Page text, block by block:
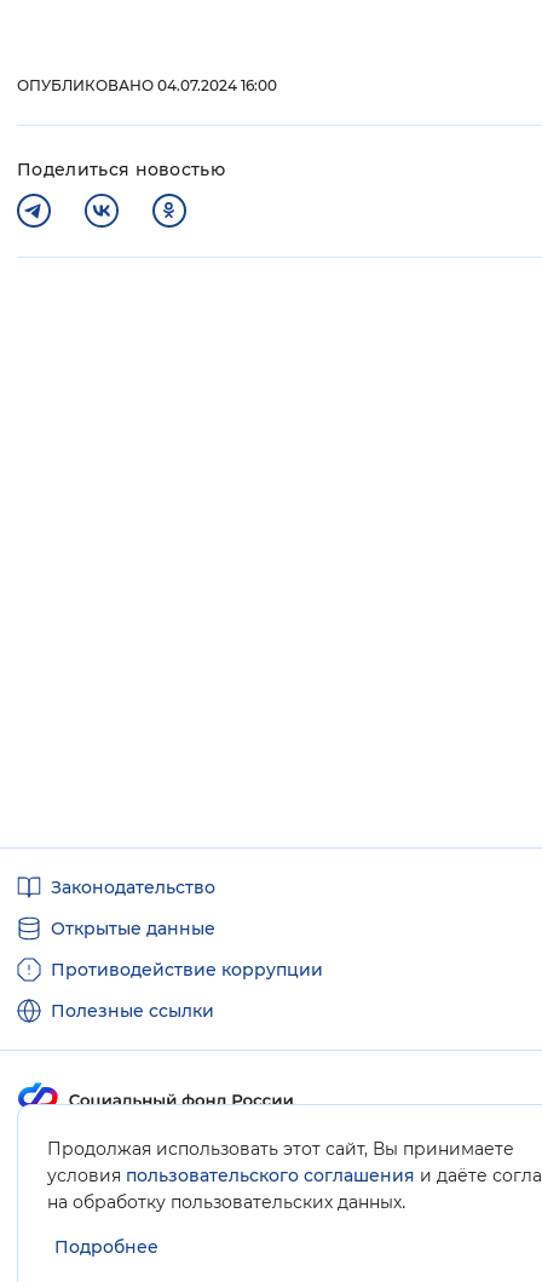
ОПУБЛИКОВАНО 04.07.2024 16:00
Поделиться новостью
Продолжая использовать этот сайт, Вы принимаете
условия пользовательского соглашения и даёте
на обработку пользовательских данных.
Подробнее
ссылкиЗаконодательство
Открытые данные
Противодействие коррупции
Полезные ссылки
Карта сайта